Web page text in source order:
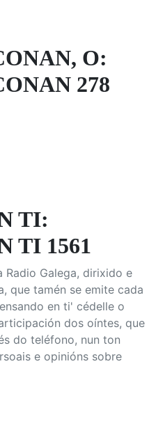
O:
278
TI:
TI 1561
Radio Galega, dirixido e
que tamén se emite cada
en ti' cédelle o
dos oíntes, que
do teléfono, nun ton
e opinións sobre